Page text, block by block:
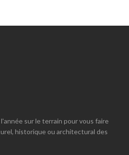
sur le terrain pour vous faire
historique ou architectural des